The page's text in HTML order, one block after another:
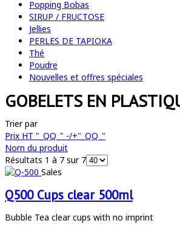
Popping Bobas
SIRUP / FRUCTOSE
Jellies
PERLES DE TAPIOKA
Thé
Poudre
Nouvelles et offres spéciales
GOBELETS EN
Trier par
Prix HT "_QQ_" -/+"_QQ_"
Nom du produit
Résultats 1 à 7 sur 7
Sales
Q500 Cups clear 500ml
Bubble Tea clear cups with no imprint